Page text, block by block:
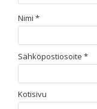
Nimi *
Sähköpostiosoite *
Kotisivu